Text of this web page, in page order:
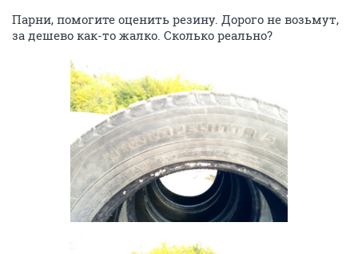
Парни, помогите оценить резину. Дорого не возьмут,
за дешево как-то жалко. Сколько реально?